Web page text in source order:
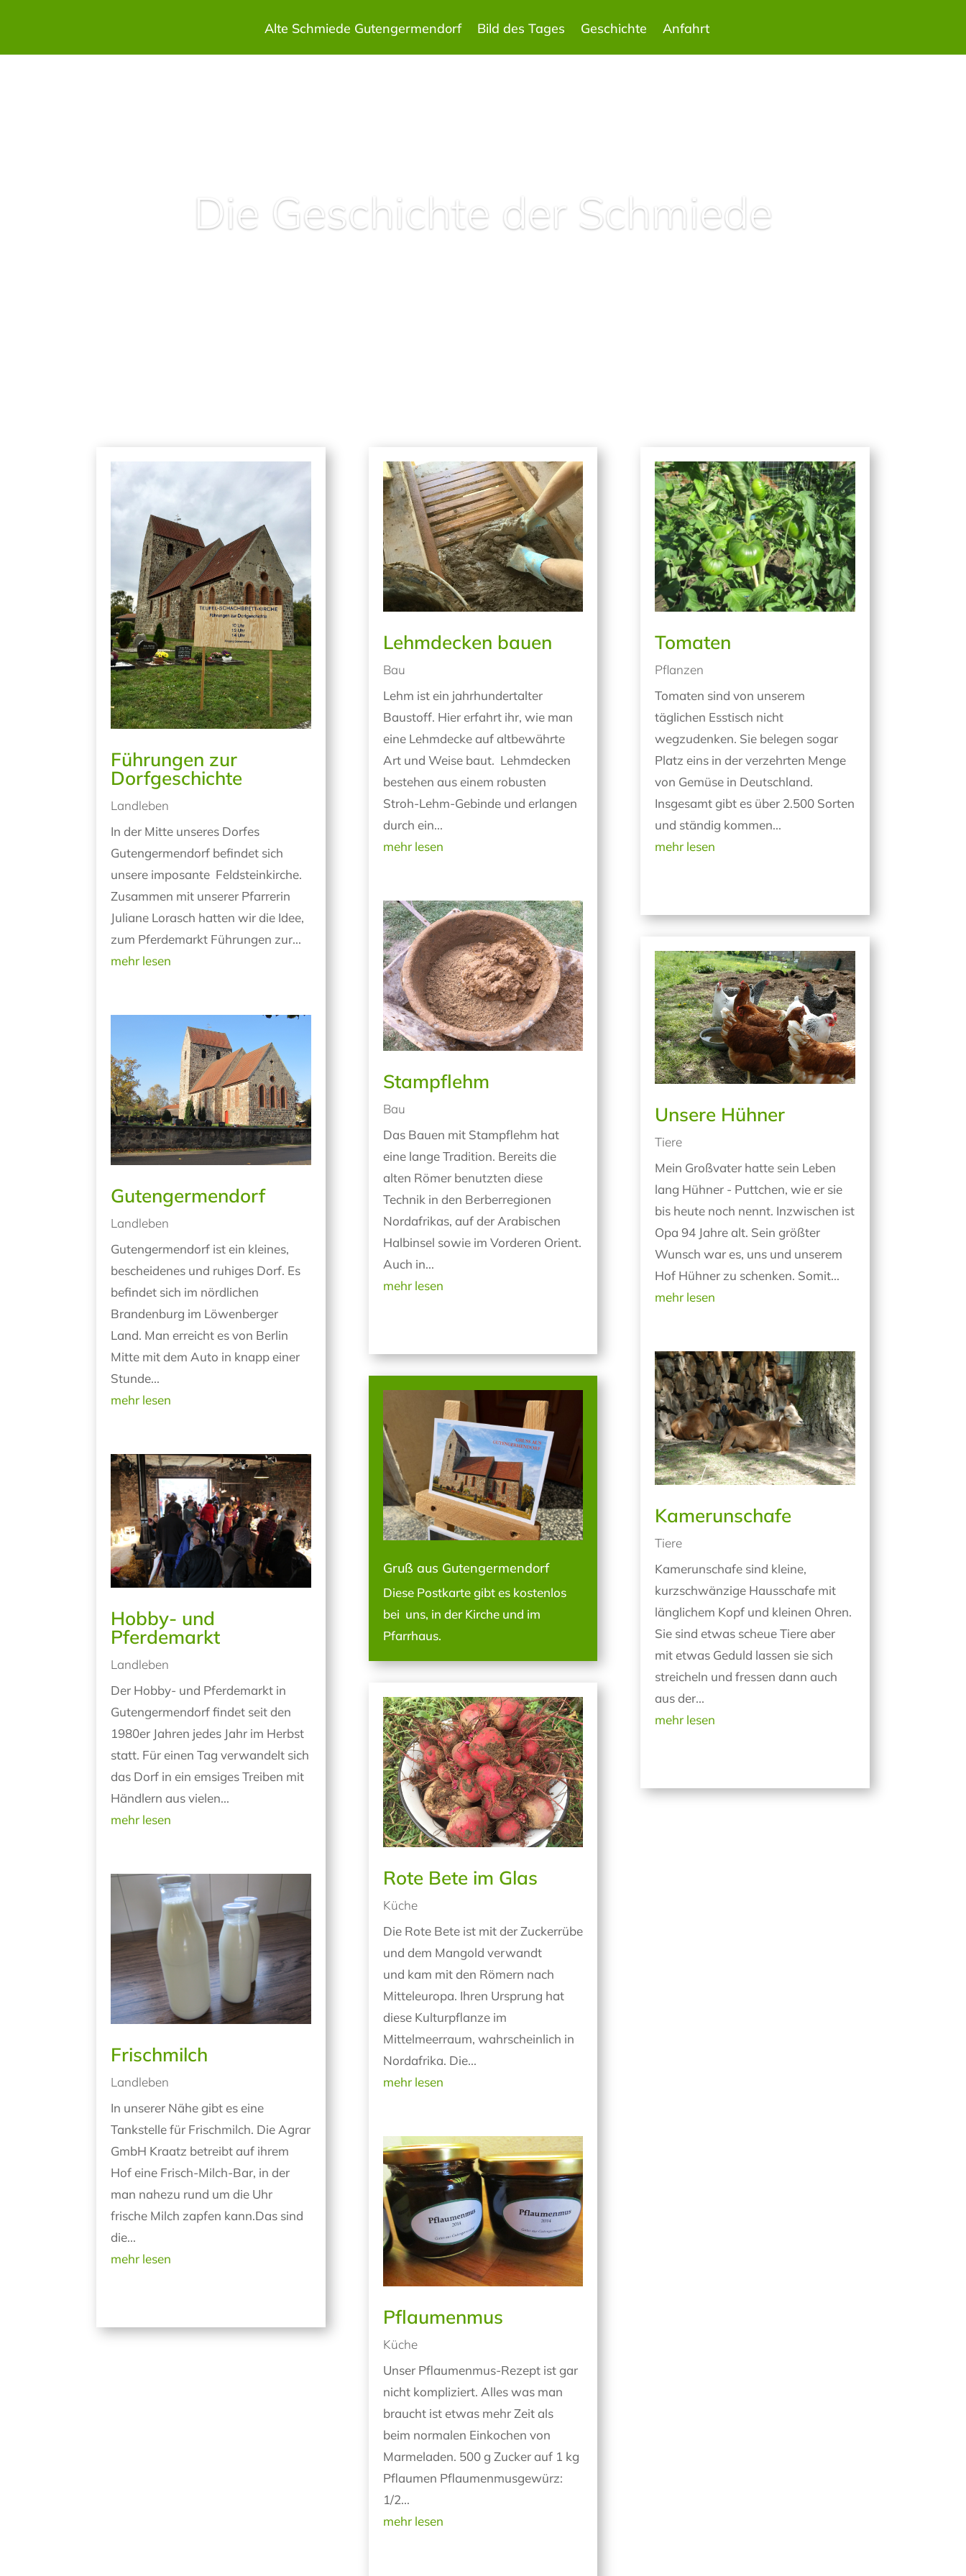
Alte Schmiede Gutengermendorf Bild des Tages Geschichte Anfahrt
Die Geschichte der Schmiede
Führungen zur
Dorfgeschichte
Landleben
In der Mitte unseres Dorfes
Gutengermendorf befindet sich
unsere imposante Feldsteinkirche.
Zusammen mit unserer Pfarrerin
Juliane Lorasch hatten wir die Idee,
zum Pferdemarkt Führungen zur...
mehr lesen
Gutengermendorf
Landleben
Gutengermendorf ist ein kleines,
bescheidenes und ruhiges Dorf. Es
befindet sich im nördlichen
Brandenburg im Löwenberger
Land. Man erreicht es von Berlin
Mitte mit dem Auto in knapp einer
Stunde...
mehr lesen
Hobby- und
Pferdemarkt
Landleben
Der Hobby- und Pferdemarkt in
Gutengermendorf findet seit den
1980er Jahren jedes Jahr im Herbst
statt. Für einen Tag verwandelt sich
das Dorf in ein emsiges Treiben mit
Händlern aus vielen...
mehr lesen
Frischmilch
Landleben
In unserer Nähe gibt es eine
Tankstelle für Frischmilch. Die Agrar
GmbH Kraatz betreibt auf ihrem
Hof eine Frisch-Milch-Bar, in der
man nahezu rund um die Uhr
frische Milch zapfen kann.Das sind
die...
mehr lesen
Lehmdecken bauen
Bau
Lehm ist ein jahrhundertalter
Baustoff. Hier erfahrt ihr, wie man
eine Lehmdecke auf altbewährte
Art und Weise baut. Lehmdecken
bestehen aus einem robusten
Stroh-Lehm-Gebinde und erlangen
durch ein...
mehr lesen
Stampflehm
Bau
Das Bauen mit Stampflehm hat
eine lange Tradition. Bereits die
alten Römer benutzten diese
Technik in den Berberregionen
Nordafrikas, auf der Arabischen
Halbinsel sowie im Vorderen Orient.
Auch in...
mehr lesen
Gruß aus Gutengermendorf
Diese Postkarte gibt es kostenlos
bei uns, in der Kirche und im
Pfarrhaus.
Rote Bete im Glas
Küche
Die Rote Bete ist mit der Zuckerrübe
und dem Mangold verwandt
und kam mit den Römern nach
Mitteleuropa. Ihren Ursprung hat
diese Kulturpflanze im
Mittelmeerraum, wahrscheinlich in
Nordafrika. Die...
mehr lesen
Pflaumenmus
Küche
Unser Pflaumenmus-Rezept ist gar
nicht kompliziert. Alles was man
braucht ist etwas mehr Zeit als
beim normalen Einkochen von
Marmeladen. 500 g Zucker auf 1 kg
Pflaumen Pflaumenmusgewürz:
1/2...
mehr lesen
Tomaten
Pflanzen
Tomaten sind von unserem
täglichen Esstisch nicht
wegzudenken. Sie belegen sogar
Platz eins in der verzehrten Menge
von Gemüse in Deutschland.
Insgesamt gibt es über 2.500 Sorten
und ständig kommen...
mehr lesen
Unsere Hühner
Tiere
Mein Großvater hatte sein Leben
lang Hühner - Puttchen, wie er sie
bis heute noch nennt. Inzwischen ist
Opa 94 Jahre alt. Sein größter
Wunsch war es, uns und unserem
Hof Hühner zu schenken. Somit...
mehr lesen
Kamerunschafe
Tiere
Kamerunschafe sind kleine,
kurzschwänzige Hausschafe mit
länglichem Kopf und kleinen Ohren.
Sie sind etwas scheue Tiere aber
mit etwas Geduld lassen sie sich
streicheln und fressen dann auch
aus der...
mehr lesen